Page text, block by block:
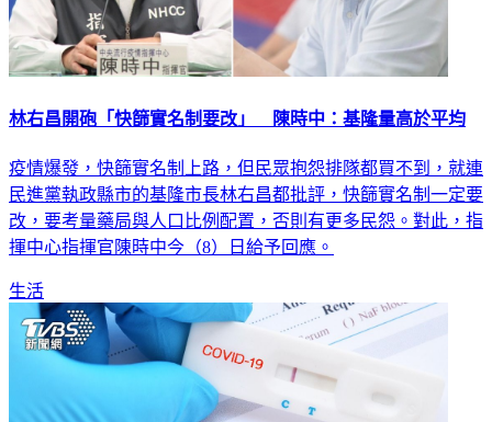
疫情爆發，快篩實名制上路，但民眾抱怨排隊都買不到，就連
民進黨執政縣市的基隆市長林右昌都批評，快篩實名制一定要
改，要考量藥局與人口比例配置，否則有更多民怨。對此，指
生活